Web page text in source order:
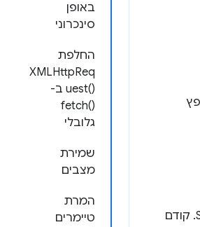
באופן
סינכרוני
החלפת
XMLHttpReq
uest()‎ ב-
fetch()‎
גלובלי
שמירת
מצבים
המרת
טיימרים
תצטרכו לבצע כמה שינויים בקוד כדי להתאים את הפונקציות של סקריפטים ברקע ושל Service Workers. קודם